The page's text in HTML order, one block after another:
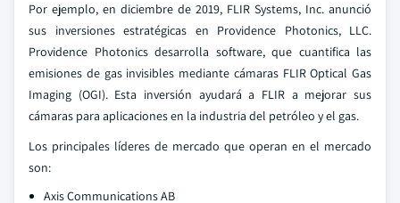
Por ejemplo, en diciembre de 2019, FLIR Systems, Inc. anunció
sus inversiones estratégicas en Providence Photonics, LLC.
Providence Photonics desarrolla software, que cuantifica las
emisiones de gas invisibles mediante cámaras FLIR Optical Gas
Imaging (OGI). Esta inversión ayudará a FLIR a mejorar sus
cámaras para aplicaciones en la industria del petróleo y el gas.
Los principales líderes de mercado que operan en el mercado
son:
Axis Communications AB